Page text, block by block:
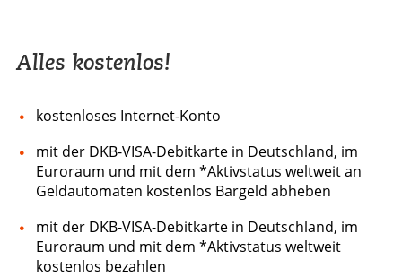
Alles kostenlos!
kostenloses Internet-Konto
mit der DKB-VISA-Debitkarte in Deutschland, im
Euroraum und mit dem *Aktivstatus weltweit an
Geldautomaten kostenlos Bargeld abheben
mit der DKB-VISA-Debitkarte in Deutschland, im
Euroraum und mit dem *Aktivstatus weltweit
kostenlos bezahlen